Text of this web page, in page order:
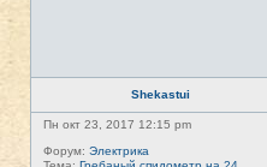
Shekastui
Пн окт 23, 2017 12:15 pm
Форум: Электрика